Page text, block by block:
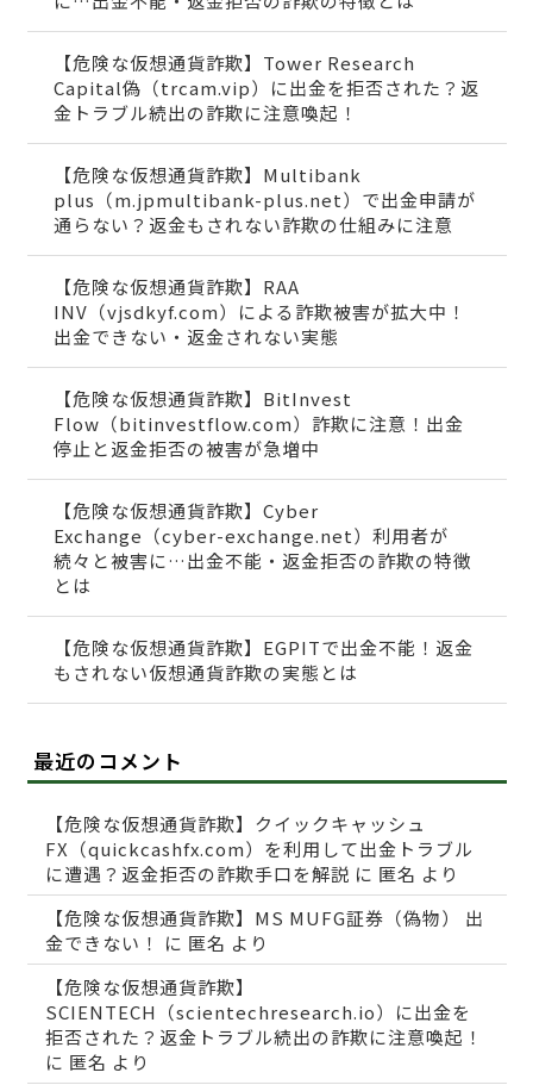
【危険な仮想通貨詐欺】Tower Research
Capital偽（trcam.vip）に出金を拒否された？返
金トラブル続出の詐欺に注意喚起！
【危険な仮想通貨詐欺】Multibank
plus（m.jpmultibank-plus.net）で出金申請が
通らない？返金もされない詐欺の仕組みに注意
【危険な仮想通貨詐欺】RAA
INV（vjsdkyf.com）による詐欺被害が拡大中！
出金できない・返金されない実態
【危険な仮想通貨詐欺】BitInvest
Flow（bitinvestflow.com）詐欺に注意！出金
停止と返金拒否の被害が急増中
【危険な仮想通貨詐欺】Cyber
Exchange（cyber-exchange.net）利用者が
続々と被害に…出金不能・返金拒否の詐欺の特徴
とは
【危険な仮想通貨詐欺】EGPITで出金不能！返金
もされない仮想通貨詐欺の実態とは
最近のコメント
【危険な仮想通貨詐欺】クイックキャッシュ
FX（quickcashfx.com）を利用して出金トラブル
に遭遇？返金拒否の詐欺手口を解説 に 匿名 より
【危険な仮想通貨詐欺】MS MUFG証券（偽物） 出
金できない！
に 匿名 より
【危険な仮想通貨詐欺】
SCIENTECH（scientechresearch.io）に出金を
拒否された？返金トラブル続出の詐欺に注意喚起！
に 匿名 より